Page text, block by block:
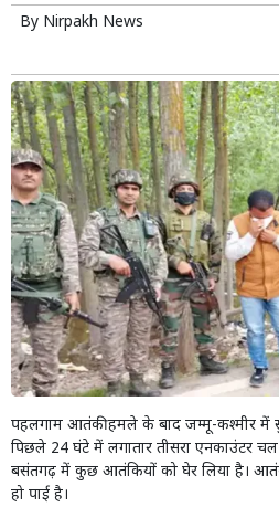
By Nirpakh News
पहलगाम आतंकी हमले के बाद जम्मू-कश्मीर में
पिछले 24 घंटे में लगातार तीसरा एनकाउंटर
बसंतगढ़ में कुछ आतंकियों को घेर लिया है।
हो पाई है।